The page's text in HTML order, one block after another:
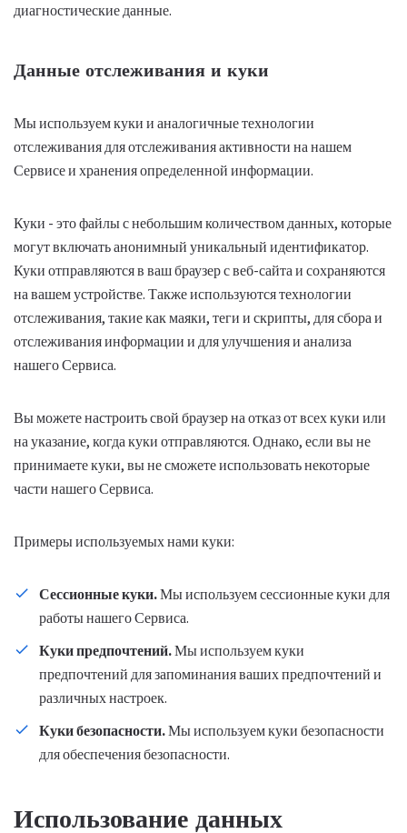
диагностические данные.
Данные отслеживания и куки
Мы используем куки и аналогичные технологии
отслеживания для отслеживания активности на нашем
Сервисе и хранения определенной информации.
Куки - это файлы с небольшим количеством данных, которые
могут включать анонимный уникальный идентификатор.
Куки отправляются в ваш браузер с веб-сайта и сохраняются
на вашем устройстве. Также используются технологии
отслеживания, такие как маяки, теги и скрипты, для сбора и
отслеживания информации и для улучшения и анализа
нашего Сервиса.
Вы можете настроить свой браузер на отказ от всех куки или
на указание, когда куки отправляются. Однако, если вы не
принимаете куки, вы не сможете использовать некоторые
части нашего Сервиса.
Примеры используемых нами куки:
Сессионные куки.Мы используем сессионные куки для
работы нашего Сервиса.
Куки предпочтений.Мы используем куки
предпочтений для запоминания ваших предпочтений и
различных настроек.
Куки безопасности.Мы используем куки безопасности
для обеспечения безопасности.
Использование данных